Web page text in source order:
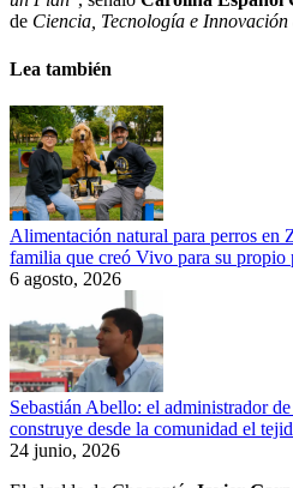
de Ciencia, Tecnología e
Lea también
Alimentación natural para perros en
familia que creó Vivo para su propio
6 agosto, 2026
Sebastián Abello: el administrador
construye desde la comunidad el
24 junio, 2026